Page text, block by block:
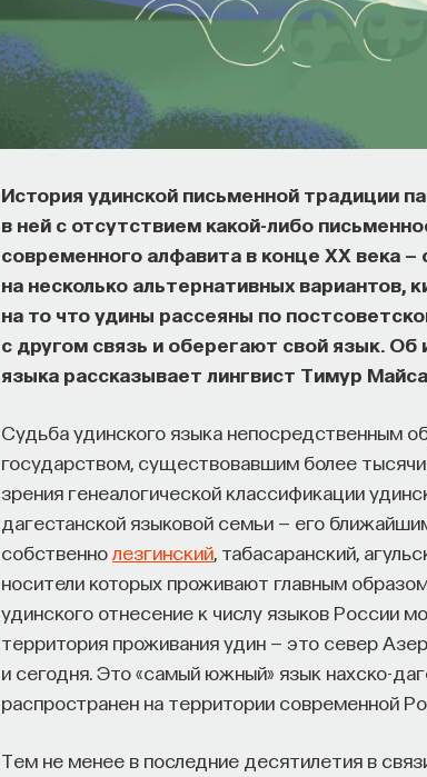
История удинской письменной традиции
в ней с отсутствием какой-либо
современного алфавита в конце XX века
на несколько альтернативных вариантов,
на то что удины рассеяны по
с другом связь и оберегают свой язык.
языка рассказывает лингвист Тимур
Судьба удинского языка непосредственным
государством, существовавшим более
зрения генеалогической классификации
дагестанской языковой семьи — его
собственнолезгинский, табасаранский,
носители которых проживают главным
удинского отнесение к числу языков России
территория проживания удин — это север
и сегодня. Это «самый южный» язык нахско-
распространен на территории современной
Тем не менее в последние десятилетия в